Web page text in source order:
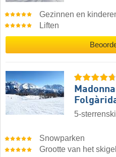
Gezinnen en
Liften
5-
Snowparken
Grootte van het